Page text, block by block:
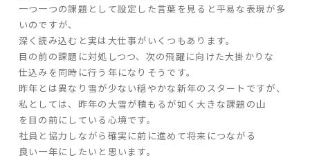
家づくりの流れ
よくあるご質問
企業情報
採用情報
暮らしの器
一つ一つの課題として設定した言葉を見ると平易な表現が多
いのですが、
深く読み込むと実は大仕事がいくつもあります。
目の前の課題に対処しつつ、次の飛躍に向けた大掛かりな
仕込みを同時に行う年になりそうです。
昨年とは異なり雪が少ない穏やかな新年のスタートですが、
私としては、昨年の大雪が積もるが如く大きな課題の山
を目の前にしている心境です。
社員と協力しながら確実に前に進めて将来につながる
良い一年にしたいと思います。